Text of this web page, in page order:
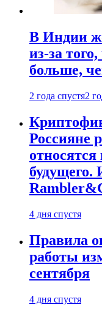
В Индии
из-за
больше,
2 года спустя2
Россияне
будущего.
4 дня спустя
Правила
работы
сентября
4 дня спустя